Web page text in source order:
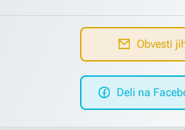
Obvesti
Deli na